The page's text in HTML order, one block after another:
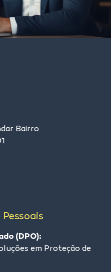
Bairro
(DPO):
em Proteção de